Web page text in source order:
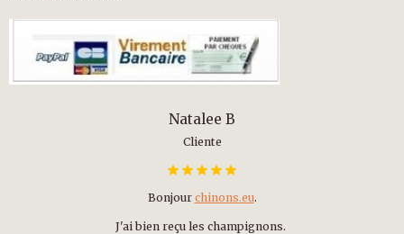
Natalee B
Cliente
Bonjour chinons.eu.
J'ai bien reçu les champignons.